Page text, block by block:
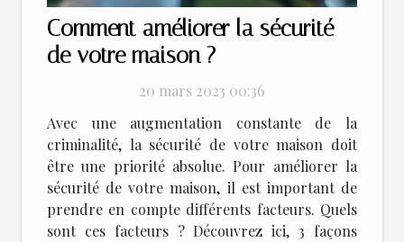
Comment améliorer la sécurité
de votre maison ?
20 mars 2023 00:36
Avec une augmentation constante de la
criminalité, la sécurité de votre maison doit
être une priorité absolue. Pour améliorer la
sécurité de votre maison, il est important de
prendre en compte différents facteurs. Quels
sont ces facteurs ? Découvrez ici, 3 façons